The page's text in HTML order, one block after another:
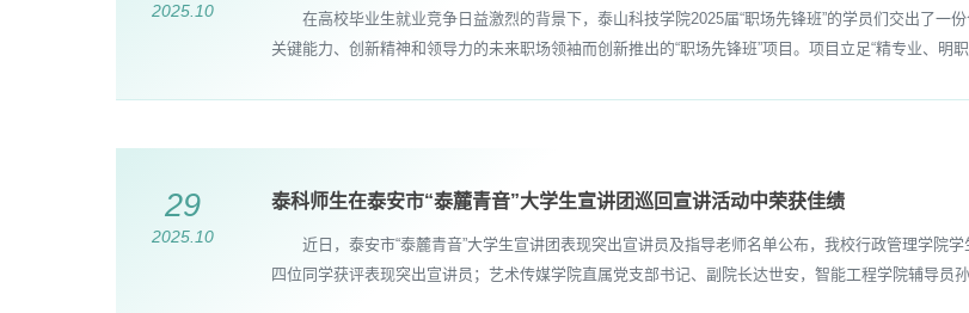
2025.10
在高校毕业生就业竞争日益激烈的背景下，泰山科技学院2025届“职场先锋班”的学员们交出了一
关键能力、创新精神和领导力的未来职场领袖而创新推出的“职场先锋班”项目。项目立足“精专业、明
29
2025.10
泰科师生在泰安市“泰麓青音”大学生宣讲团巡回宣讲活动中荣获佳绩
近日，泰安市“泰麓青音”大学生宣讲团表现突出宣讲员及指导老师名单公布，我校行政管理学院学
四位同学获评表现突出宣讲员；艺术传媒学院直属党支部书记、副院长达世安，智能工程学院辅导